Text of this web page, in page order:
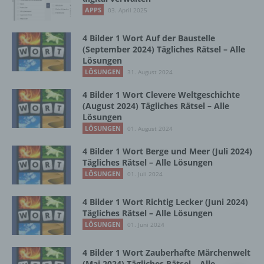
APPS 03. April 2025
4 Bilder 1 Wort Auf der Baustelle
(September 2024) Tägliches Rätsel – Alle
Lösungen
LÖSUNGEN 31. August 2024
4 Bilder 1 Wort Clevere Weltgeschichte
(August 2024) Tägliches Rätsel – Alle
Lösungen
LÖSUNGEN 01. August 2024
4 Bilder 1 Wort Berge und Meer (Juli 2024)
Tägliches Rätsel – Alle Lösungen
LÖSUNGEN 01. Juli 2024
4 Bilder 1 Wort Richtig Lecker (Juni 2024)
Tägliches Rätsel – Alle Lösungen
LÖSUNGEN 01. Juni 2024
4 Bilder 1 Wort Zauberhafte Märchenwelt
Zusammenhang mit personenbezogenen
Organisation, das Ordnen, die Speicherung,
die Anpassung oder Veränderung, das
Auslesen, das Abfragen, die Verwendung,
die Offenlegung durch Übermittlung,
Bereitstellung, den Abgleich oder die
Verknüpfung, die Einschränkung, das
Löschen oder die Vernichtung.
d) Einschränkung der Verarbeitung
Einschränkung der Verarbeitung ist die
Markierung gespeicherter
personenbezogener Daten mit dem Ziel, ihre
künftige Verarbeitung einzuschränken.
e) Profiling